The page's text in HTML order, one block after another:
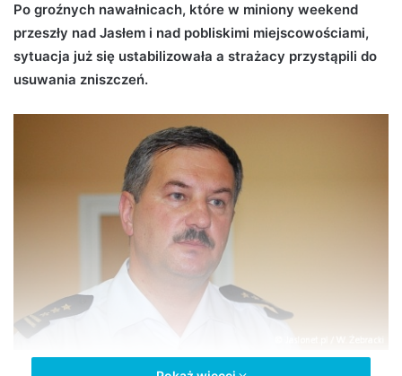
n
d
a
n
Po groźnych nawałnicach, które w miniony weekend
przeszły nad Jasłem i nad pobliskimi miejscowościami,
sytuacja już się ustabilizowała a strażacy przystąpili do
usuwania zniszczeń.